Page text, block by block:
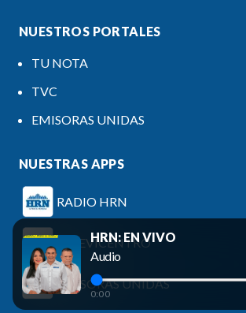
NUESTROS PORTALES
TU NOTA
TVC
EMISORAS UNIDAS
NUESTRAS APPS
RADIO HRN
TELEVICENTRO
EMISORAS UNIDAS
HRN: EN VIVO
Audio
0:00